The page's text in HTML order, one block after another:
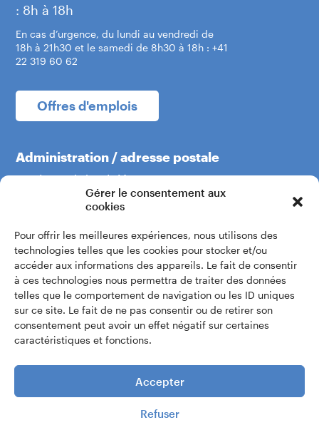
Gérer le consentement aux
cookies
Pour offrir les meilleures expériences, nous utilisons des
technologies telles que les cookies pour stocker et/ou
accéder aux informations des appareils. Le fait de consentir
à ces technologies nous permettra de traiter des données
telles que le comportement de navigation ou les ID uniques
sur ce site. Le fait de ne pas consentir ou de retirer son
consentement peut avoir un effet négatif sur certaines
caractéristiques et fonctions.
Accepter
Refuser
: 8h à 18h
En cas d’urgence, du lundi au vendredi de
18h à 21h30 et le samedi de 8h30 à 18h : +41
22 319 60 62
Offres d'emplois
Administration / adresse postale
Boulevard du Théâtre 5
1204 Genève
+41 22 319 60 60
Écrivez-nous
Accès intranet